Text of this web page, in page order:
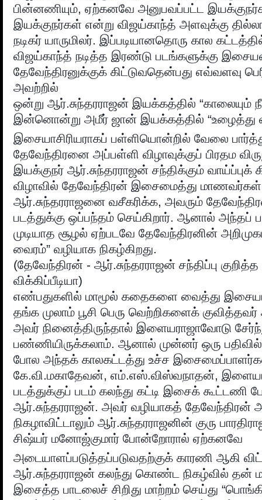
பின்னணியும், ஏற்கனவே அனுபவப்பட்ட
இயக்குநர்கள் என்று விஜய்காந்த் அளவுக்கு
நடிகர் யாருமிலர். இப்படியானதொரு கால
விஜய்காந்த் நடித்த இரண்டு படங்களுக்கு
தேவேந்திரனுக்குக் கிட்டுவதென்பது எவ்வளவு
அவற்றில்
ஒன்று ஆர்.சுந்தரராஜன் இயக்கத்தில் “காலையும்
இன்னொன்று அமீர் ஜான் இயக்கத்தில் “உழைத்து
இசையாசிரியராகப் பள்ளியொன்றில் வேலை
தேவேந்திரனை அப்பள்ளி விழாவுக்குப் பிரதம
இயக்குநர் ஆர்.சுந்தரராஜன் சந்திக்கும் வாய்ப்புக்
விழாவில் தேவேந்திரன் இசைமைத்து மாணவர்கள்
ஆர்.சுந்தரராஜனை வசீகரிக்க, அவரும்
படத்துக்கு ஒப்பந்தம் செய்கிறார். ஆனால் அந்தப்
முடியாத சூழல் ஏற்படவே தேவேந்திரனின்
வைரம்” வழியாக நிகழ்கிறது.
(தேவேந்திரன் - ஆர்.சுந்தரராஜன் சந்திப்பு
விக்கிப்பீடியா)
எண்பதுகளில் மாமூல் கதைகளை வைத்து
தங்க முலாம் பூசி பெரு வெற்றிகளைக்
அவர் நினைத்திருந்தால் இளையராஜாவோடு
பண்ணியிருக்கலாம். ஆனால் முன்னர் ஒரு பதிவில்
போல அந்தக் காலகட்டத்து உச்ச
கே.வி.மகாதேவன், எம்.எஸ்.விஸ்வநாதன்,
படத்துக்குப் படம் கலந்து கட்டி இசைக் கூட்டணி
ஆர்.சுந்தரராஜன். அவர் வழியாகத் தேவேந்திரன்
நிகழாவிட்டாலும் ஆர்.சுந்தரராஜனின் குரு
சிஷ்யர் மனோஜ்குமார் போன்றோரால் ஏற்கனவே
அடையாளப்படுத்தப்படுவதற்குக் காரணி ஆகி
ஆர்.சுந்தரராஜன் கலந்து கொண்ட நிகழ்வில் தன்
இசைத்த பாடலைச் சிறிது மாற்றம் செய்து